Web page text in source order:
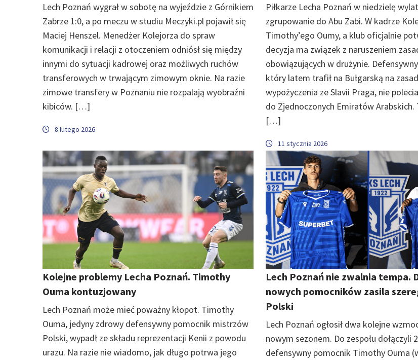
Lech Poznań wygrał w sobotę na wyjeździe z Górnikiem
Zabrze 1:0, a po meczu w studiu Meczyki.pl pojawił się
Maciej Henszel. Menedżer Kolejorza do spraw
komunikacji i relacji z otoczeniem odniósł się między
innymi do sytuacji kadrowej oraz możliwych ruchów
transferowych w trwającym zimowym oknie. Na razie
zimowe transfery w Poznaniu nie rozpalają wyobraźni
kibiców. […]
8 lutego 2026
Piłkarze Lecha Poznań w niedzielę
zgrupowanie do Abu Zabi. W kadrze
Timothy’ego Oumy, a klub oficjalnie
decyzja ma związek z naruszeniem
obowiązujących w drużynie.
który latem trafił na Bułgarską na
wypożyczenia ze Slavii Praga, nie
do Zjednoczonych Emiratów Arabskich.
[…]
11 stycznia 2026
Kolejne problemy Lecha Poznań. Timothy
Ouma kontuzjowany
Lech Poznań może mieć poważny kłopot. Timothy
Ouma, jedyny zdrowy defensywny pomocnik mistrzów
Polski, wypadł ze składu reprezentacji Kenii z powodu
urazu. Na razie nie wiadomo, jak długo potrwa jego
Lech Poznań nie zwalnia tempa.
nowych pomocników zasila
Polski
Lech Poznań ogłosił dwa kolejne
nowym sezonem. Do zespołu dołączyli
defensywny pomocnik Timothy Ouma